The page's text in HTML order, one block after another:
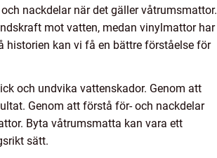
nackdelar när det gäller våtrumsmattor.
mot vatten, medan vinylmattor har
historien kan vi få en bättre förståelse för
och undvika vattenskador. Genom att
Genom att förstå för- och nackdelar
Byta våtrumsmatta kan vara ett
sätt.